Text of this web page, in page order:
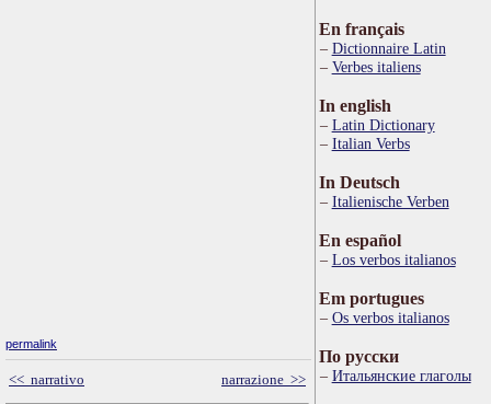
permalink
<< narrativo narrazione >>
En français
Dictionnaire Latin
Verbes italiens
In english
Latin Dictionary
Italian Verbs
In Deutsch
Italienische Verben
En español
Los verbos italianos
Em portugues
Os verbos italianos
По русски
Итальянские глаголы